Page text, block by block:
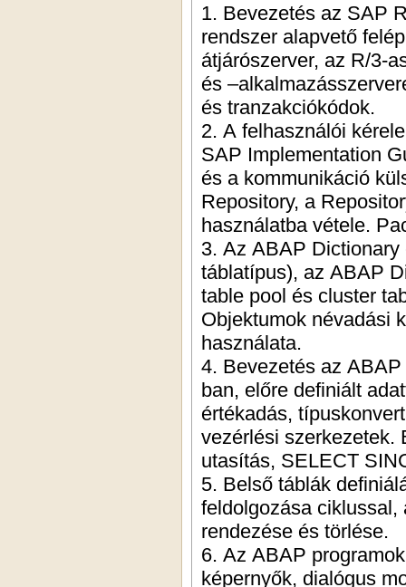
1. Bevezetés az SAP
rendszer alapvető
átjárószerver, az R/3-
és
és tranzakciókódok.
2. A felhasználói
SAP Implementation
és a kommunikáció
Repository, a
használatba vétele.
3. Az ABAP
táblatípus), az ABAP
table pool és cluster
Objektumok névadási
használata.
4. Bevezetés az
ban, előre definiált
értékadás,
vezérlési szerkezetek.
utasítás, SELECT
5. Belső táblák
feldolgozása
rendezése és törlése.
6. Az ABAP
képernyők, dialógus